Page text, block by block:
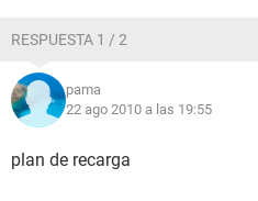
RESPUESTA 1 / 2
pama
22 ago 2010 a las 19:55
plan de recarga